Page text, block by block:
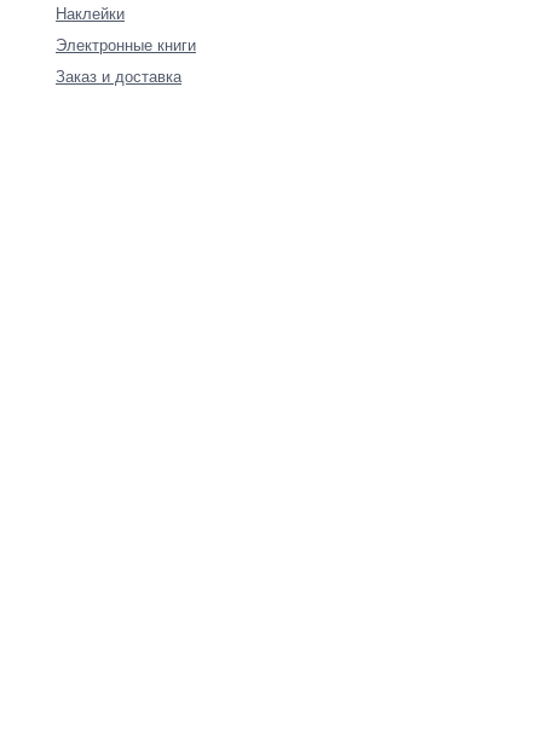
Наклейки
Электронные книги
Заказ и доставка